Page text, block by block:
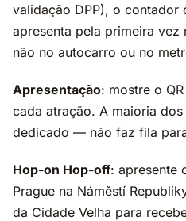
validação DPP), o contador
apresenta pela primeira
não no autocarro ou no
Apresentação: mostre o
cada atração. A maioria
dedicado — não faz fila
Hop-on Hop-off: apresente
Prague na Náměstí
da Cidade Velha para